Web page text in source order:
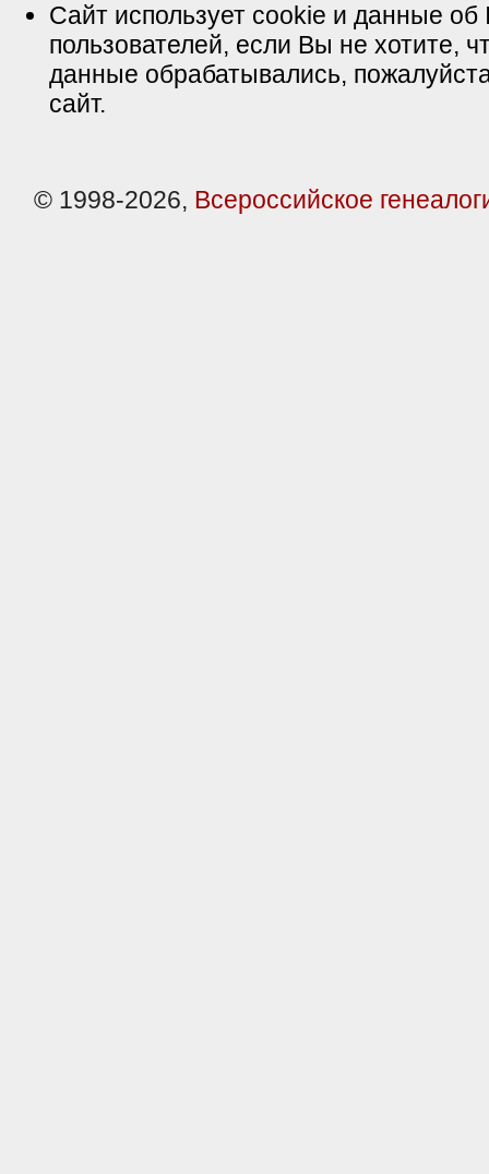
Сайт использует cookie и данные об
пользователей, если Вы не хотите,
данные обрабатывались,
сайт.
© 1998-2026, Всероссийское